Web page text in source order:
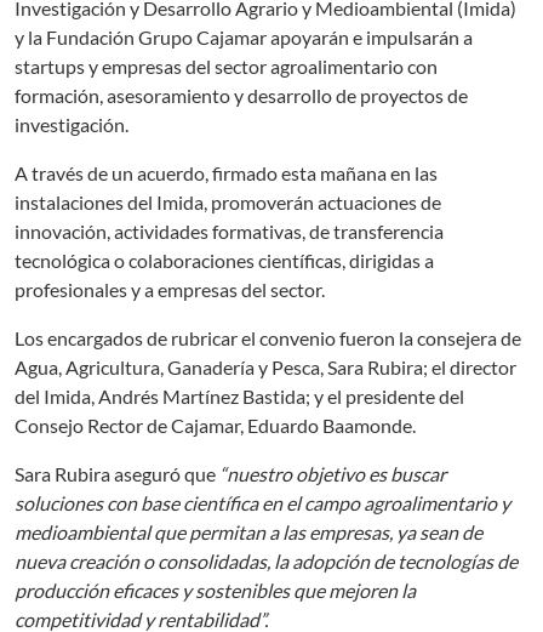
Investigación y Desarrollo Agrario y Medioambiental (Imida)
y la Fundación Grupo Cajamar apoyarán e impulsarán a
startups y empresas del sector agroalimentario con
formación, asesoramiento y desarrollo de proyectos de
investigación.
A través de un acuerdo, firmado esta mañana en las
instalaciones del Imida, promoverán actuaciones de
innovación, actividades formativas, de transferencia
tecnológica o colaboraciones científicas, dirigidas a
profesionales y a empresas del sector.
Los encargados de rubricar el convenio fueron la consejera de
Agua, Agricultura, Ganadería y Pesca, Sara Rubira; el director
del Imida, Andrés Martínez Bastida; y el presidente del
Consejo Rector de Cajamar, Eduardo Baamonde.
Sara Rubira aseguró que “nuestro objetivo es buscar
soluciones con base científica en el campo agroalimentario y
medioambiental que permitan a las empresas, ya sean de
nueva creación o consolidadas, la adopción de tecnologías de
producción eficaces y sostenibles que mejoren la
competitividad y rentabilidad”.